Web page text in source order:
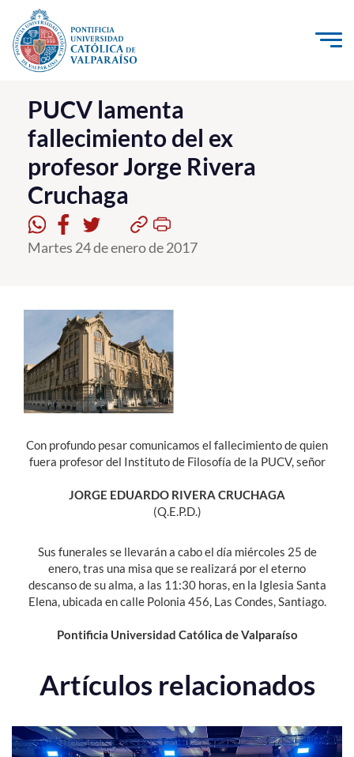
Click acá para ir directamente al contenido
La Universidad
Investigación, Creación e Innovación
PUCV Internacional
Vinculación con el Medio
Admisión
Postgrado
Formación Continua
Estudiantes
Funcionarios
English
PUCV lamenta
fallecimiento del ex
profesor Jorge Rivera
Cruchaga
Martes 24 de enero de 2017
Con profundo pesar comunicamos el fallecimiento de quien
fuera profesor del Instituto de Filosofía de la PUCV, señor
JORGE EDUARDO RIVERA CRUCHAGA
(Q.E.P.D.)
Sus funerales se llevarán a cabo el día miércoles 25 de
enero, tras una misa que se realizará por el eterno
descanso de su alma, a las 11:30 horas, en la Iglesia Santa
Elena, ubicada en calle Polonia 456, Las Condes, Santiago.
Pontificia Universidad Católica de Valparaíso
Artículos relacionados